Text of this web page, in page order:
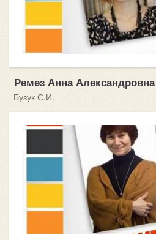
Ремез Анна Александровна
Бузук С.И.